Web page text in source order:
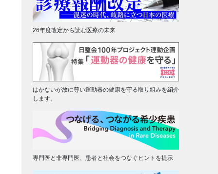
26年度改定から読む医療の未来
はかないが故に尊い運動器の健康を守る取り組みを紹介
します。
専門医と非専門医、患者と社会をつなぐヒントを提示